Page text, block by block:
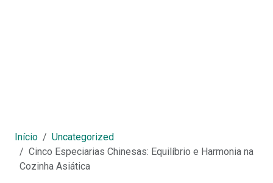
Início
Uncategorized
Cinco Especiarias Chinesas: Equilíbrio e Harmonia na
Cozinha Asiática